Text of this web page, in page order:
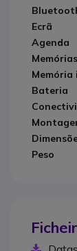
Ecrã
Agenda
Bateria
Peso